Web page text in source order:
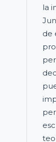
la
de